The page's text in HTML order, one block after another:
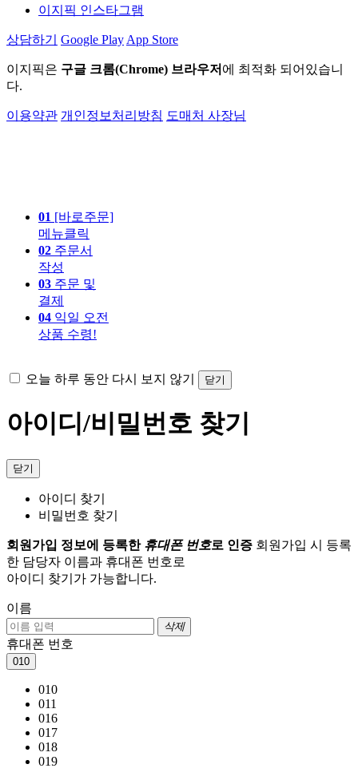
이지픽 인스타그램
상담하기 Google Play App Store
이지픽은 구글 크롬(Chrome) 브라우저 에 최적화 되어있습니
다.
이용약관 개인정보처리방침 도매처 사장님
01 [바로주문]
메뉴클릭
02 주문서
작성
03 주문 및
결제
04 익일 오전
상품 수령!
오늘 하루 동안 다시 보지 않기 닫기
아이디/비밀번호 찾기
닫기
아이디 찾기
비밀번호 찾기
회원가입 정보에 등록한 휴대폰 번호로 인증 회원가입 시 등록
한 담당자 이름과 휴대폰 번호로
아이디 찾기가 가능합니다.
이름
삭제
휴대폰 번호
010
010
011
016
017
018
019